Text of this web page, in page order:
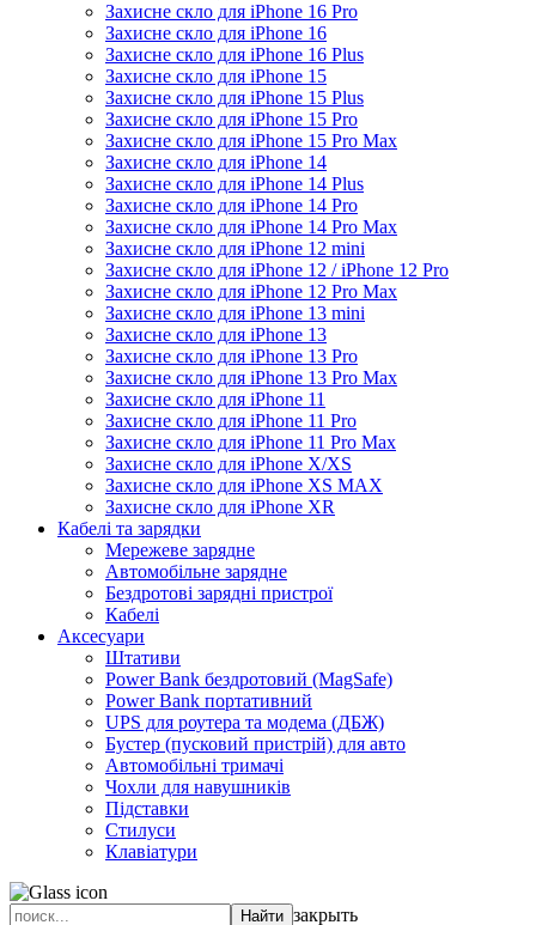
Захисне скло для iPhone 16 Pro
Захисне скло для iPhone 16
Захисне скло для iPhone 16 Plus
Захисне скло для iPhone 15
Захисне скло для iPhone 15 Plus
Захисне скло для iPhone 15 Pro
Захисне скло для iPhone 15 Pro Max
Захисне скло для iPhone 14
Захисне скло для iPhone 14 Plus
Захисне скло для iPhone 14 Pro
Захисне скло для iPhone 14 Pro Max
Захисне скло для iPhone 12 mini
Захисне скло для iPhone 12 / iPhone 12 Pro
Захисне скло для iPhone 12 Pro Max
Захисне скло для iPhone 13 mini
Захисне скло для iPhone 13
Захисне скло для iPhone 13 Pro
Захисне скло для iPhone 13 Pro Max
Захисне скло для iPhone 11
Захисне скло для iPhone 11 Pro
Захисне скло для iPhone 11 Pro Max
Захисне скло для iPhone X/XS
Захисне скло для iPhone XS MAX
Захисне скло для iPhone XR
Кабелі та зарядки
Мережеве зарядне
Автомобільне зарядне
Бездротові зарядні пристрої
Кабелі
Аксесуари
Штативи
Power Bank бездротовий (MagSafe)
Power Bank портативний
UPS для роутера та модема (ДБЖ)
Бустер (пусковий пристрій) для авто
Автомобільні тримачі
Чохли для навушників
Підставки
Стилуси
Клавіатури
закрыть